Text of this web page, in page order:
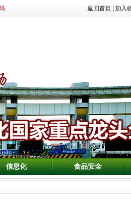
返回首页 加入
信息化 食品安全